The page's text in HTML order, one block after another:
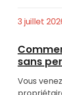
3 juillet
sans
Vous